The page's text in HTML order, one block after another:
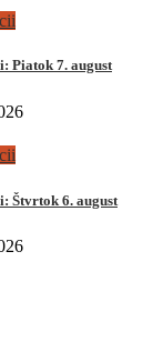
Piatok 7. august
Štvrtok 6. august